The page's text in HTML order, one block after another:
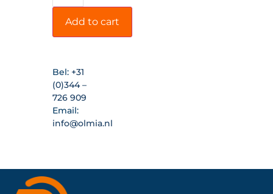
Add to cart
Bel: +31
(0)344 –
726 909
Email:
info@olmia.nl